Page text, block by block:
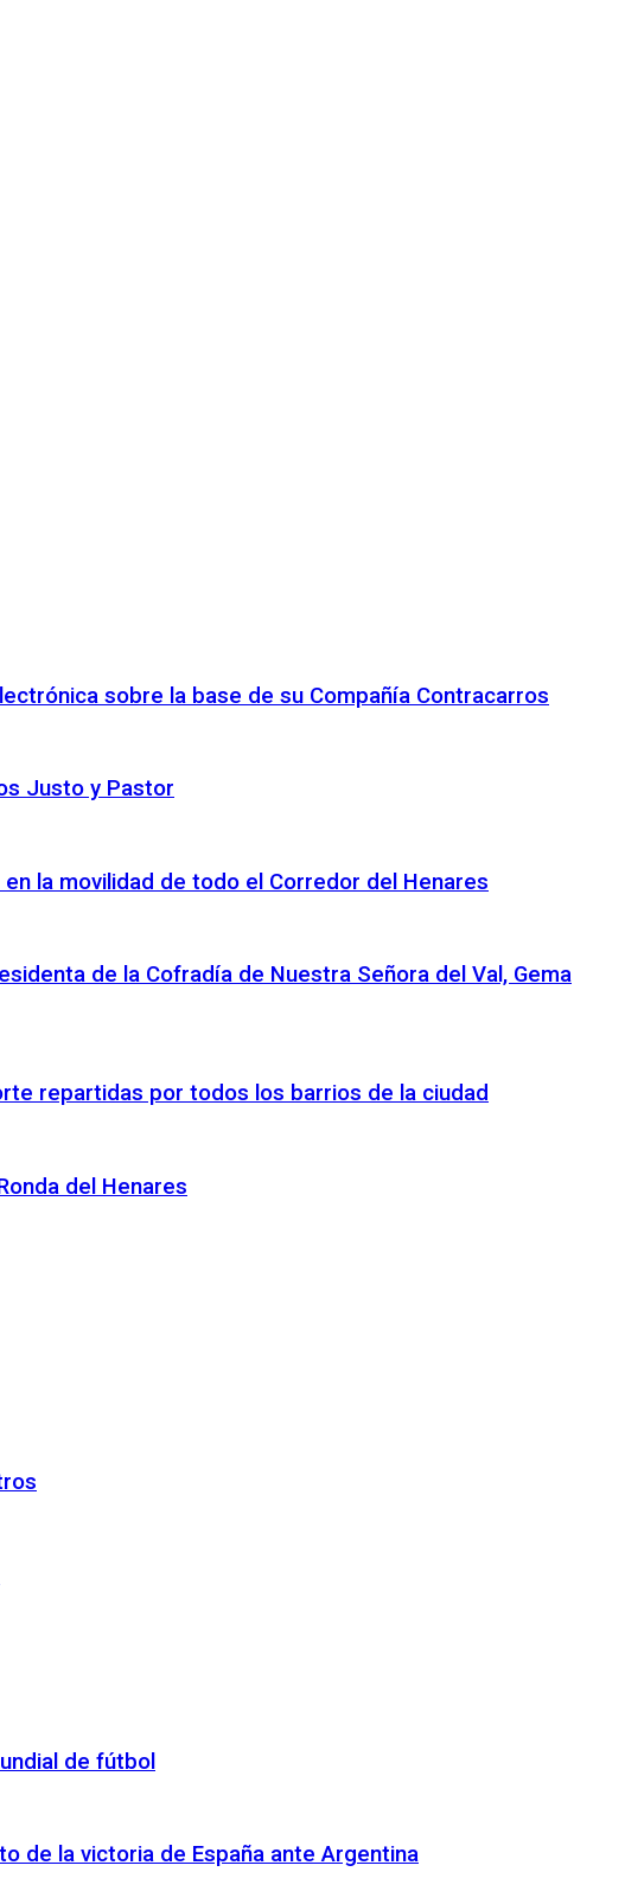
sobre la base de su Compañía Contracarros
Justo y Pastor
la movilidad de todo el Corredor del Henares
de la Cofradía de Nuestra Señora del Val, Gema
repartidas por todos los barrios de la ciudad
del Henares
de fútbol
de la victoria de España ante Argentina